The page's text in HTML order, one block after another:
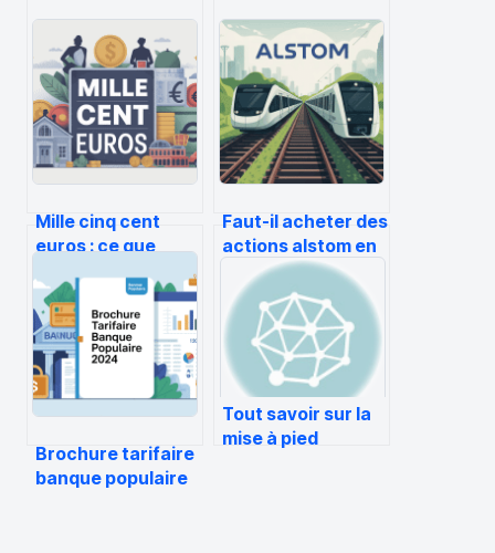
Mille cinq cent
euros : ce que
représente
vraiment
aujourd’hui
Faut-il acheter des
actions alstom en
2026 ?
Brochure tarifaire
banque populaire
Tout savoir sur la
mise à pied